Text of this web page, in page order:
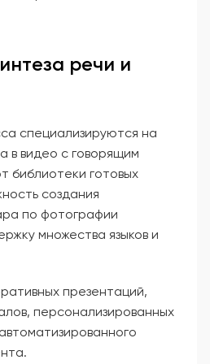
речи и
специализируются на
в видео с говорящим
библиотеки готовых
создания
по фотографии
множества языков и
презентаций,
персонализированных